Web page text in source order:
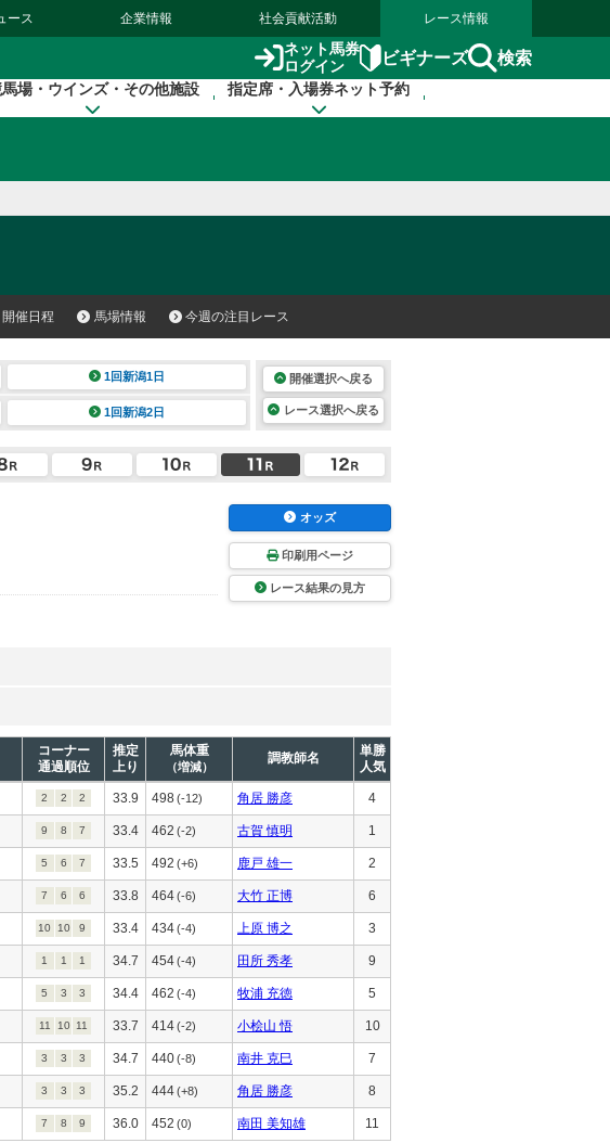
ース 企業情報 社会貢献活動 レース情報
ネット馬券
ログイン
ビギナーズ 検索
場・ウインズ・その他施設 指定席・入場券ネット予約
開催日程 馬場情報 今週の注目レース
1回新潟1日
1回新潟2日
開催選択へ戻る
レース選択へ戻る
オッズ
印刷用ページ
レース結果の見方
コーナー
通過順位
推定
上り
馬体重
（増減）
調教師名
単勝
人気
2 2 2 33.9 498(-12) 角居 勝彦 4
9 8 7 33.4 462 (-2) 古賀 慎明 1
5 6 7 33.5 492 (+6) 鹿戸 雄一 2
7 6 6 33.8 464(-6) 大竹 正博 6
10 10 9 33.4 434(-4) 上原 博之 3
1 1 1 34.7 454(-4) 田所 秀孝 9
5 3 3 34.4 462 (-4) 牧浦 充徳 5
11 10 11 33.7 414(-2) 小桧山 悟 10
3 3 3 34.7 440(-8) 南井 克巳 7
3 3 3 35.2 444(+8) 角居 勝彦 8
7 8 9 36.0 452 (0) 南田 美知雄 11